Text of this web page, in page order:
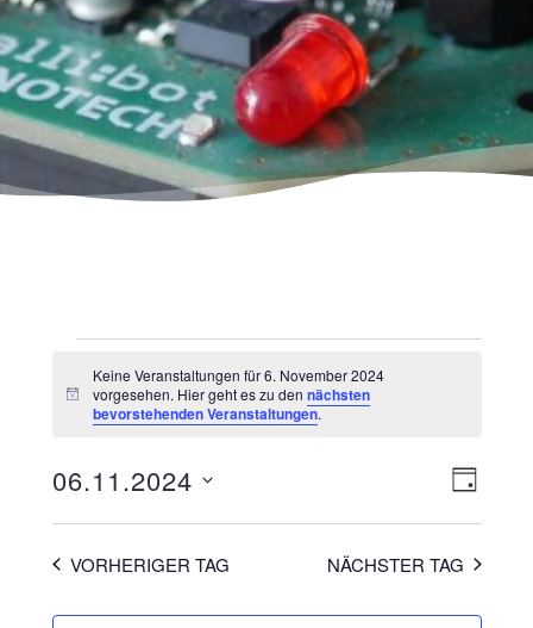
Hinweis
Keine Veranstaltungen für 6. November 2024
vorgesehen. Hier geht es zu den nächsten
bevorstehenden Veranstaltungen.
TAG
06.11.2024
wählen.
VORHERIGER TAG NÄCHSTER TAG